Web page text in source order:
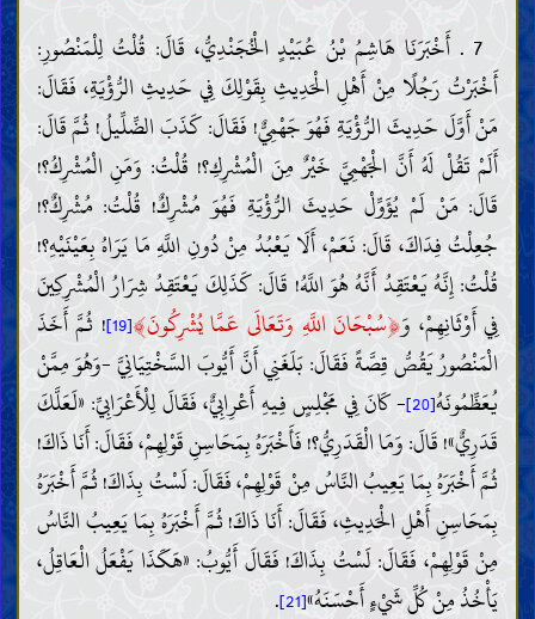
7 . أَخْبَرَنَا هَاشِمُ بْنُ عُبَيْدٍ الْخُجَنْدِيُّ، قَالَ: قُلْتُ لِلْمَنْصُورِ:
أَخْبَرْتُ رَجُلًا مِنْ أَهْلِ الْحَدِيثِ بِقَوْلِكَ فِي حَدِيثِ الرُّؤْيَةِ، فَقَالَ:
مَنْ أَوَّلَ حَدِيثَ الرُّؤْيَةِ فَهُوَ جَهْمِيٌّ! فَقَالَ: كَذَبَ الضِّلِّيلُ! ثُمَّ قَالَ:
أَلَمْ تَقُلْ لَهُ أَنَّ الْجَهْمِيَّ خَيْرٌ مِنَ الْمُشْرِكِ؟! قُلْتُ: وَمَنِ الْمُشْرِكُ؟!
قَالَ: مَنْ لَمْ يُؤَوِّلْ حَدِيثَ الرُّؤْيَةِ فَهُوَ مُشْرِكٌ! قُلْتُ: مُشْرِكٌ؟!
جُعِلْتُ فِدَاكَ، قَالَ: نَعَمْ، أَلَا يَعْبُدُ مِنْ دُونِ اللَّهِ مَا يَرَاهُ بِعَيْنَيْهِ؟!
قُلْتُ: إِنَّهُ يَعْتَقِدُ أَنَّهُ هُوَ اللَّهُ! قَالَ: كَذَلِكَ يَعْتَقِدُ شِرَارُ الْمُشْرِكِينَ
فِي أَوْثَانِهِمْ، وَ﴿سُبْحَانَ اللَّهِ وَتَعَالَى عَمَّا يُشْرِكُونَ﴾[19]
! ثُمَّ أَخَذَ
الْمَنْصُورُ يَقُصُّ قِصَّةً فَقَالَ: بَلَغَنِي أَنَّ أَيُّوبَ السَّخْتِيَانِيَّ -وَهُوَ مِمَّنْ
يُعَظِّمُونَهُ[20]
- كَانَ فِي مَجْلِسٍ فِيهِ أَعْرِابِيٌّ، فَقَالَ لِلْأَعْرَابِيِّ: «لَعَلَّكَ
قَدَرِيٌّ»! قَالَ: وَمَا الْقَدَرِيُّ؟! فَأَخْبَرَهُ بِمَحَاسِنِ قَوْلِهِمْ، فَقَالَ: أَنَا ذَاكَ!
ثُمَّ أَخْبَرَهُ بِمَا يَعِيبُ النَّاسُ مِنْ قَوْلِهِمْ، فَقَالَ: لَسْتُ بِذَاكَ! ثُمَّ أَخْبَرَهُ
بِمَحَاسِنِ أَهْلِ الْحَدِيثِ، فَقَالَ: أَنَا ذَاكَ! ثُمَّ أَخْبَرَهُ بِمَا يَعِيبُ النَّاسُ
مِنْ قَوْلِهِمْ، فَقَالَ: لَسْتُ بِذَاكَ! فَقَالَ أَيُّوبُ: «هَكَذَا يَفْعَلُ الْعَاقِلُ،
يَأْخُذُ مِنْ كُلِّ شَيْءٍ أَحْسَنَهُ»[21]
.